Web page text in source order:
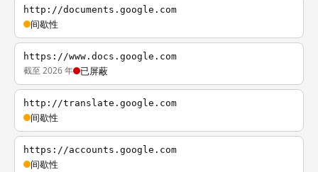
http://documents.google.com
间歇性
https://www.docs.google.com
截至 2026 年 已屏蔽
http://translate.google.com
间歇性
https://accounts.google.com
间歇性